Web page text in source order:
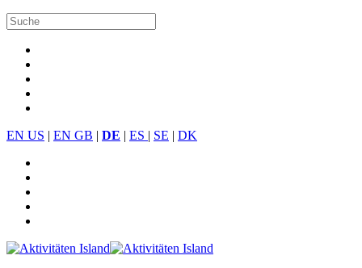
EN US | EN GB | DE | ES | SE | DK